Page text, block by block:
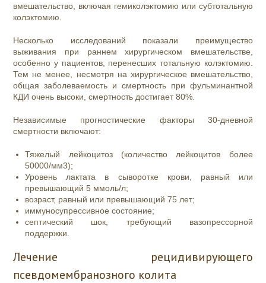
вмешательство, включая гемиколэктомию или субтотальную
колэктомию.
Несколько исследований показали преимущество
выживания при раннем хирургическом вмешательстве,
особенно у пациентов, перенесших тотальную колэктомию.
Тем не менее, несмотря на хирургическое вмешательство,
общая заболеваемость и смертность при фульминантной
КДИ очень высоки, смертность достигает 80%.
Независимые прогностические факторы 30-дневной
смертности включают:
Тяжелый лейкоцитоз (количество лейкоцитов более
50000/мм3);
Уровень лактата в сыворотке крови, равный или
превышающий 5 ммоль/л;
возраст, равный или превышающий 75 лет;
иммуносупрессивное состояние;
септический шок, требующий вазопрессорной
поддержки.
Лечение рецидивирующего
псевдомембранозного колита